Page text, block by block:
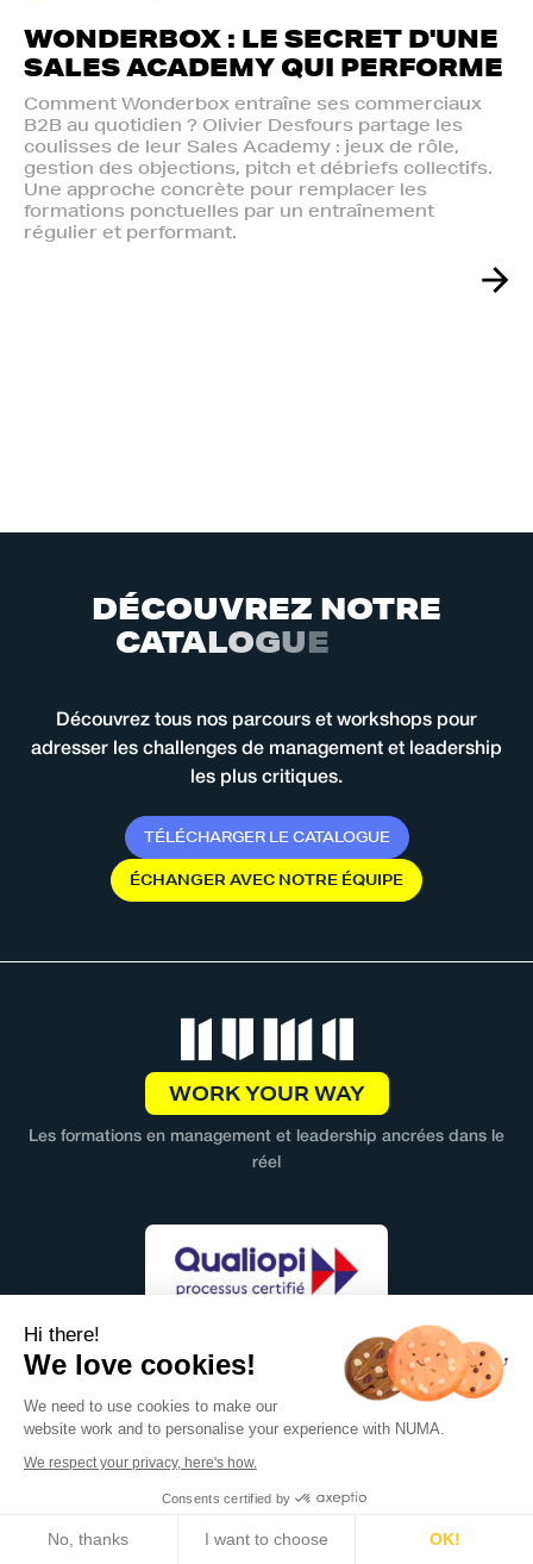
WONDERBOX : LE SECRET D'UNE
SALES ACADEMY QUI PERFORME
Comment Wonderbox entraîne ses commerciaux
B2B au quotidien ? Olivier Desfours partage les
coulisses de leur Sales Academy : jeux de rôle,
gestion des objections, pitch et débriefs collectifs.
Une approche concrète pour remplacer les
formations ponctuelles par un entraînement
régulier et performant.
DÉCOUVREZ NOTRE
CATALOGUE
Découvrez tous nos parcours et workshops pour
adresser les challenges de management et leadership
les plus critiques.
TÉLÉCHARGER LE CATALOGUE
ÉCHANGERAVEC NOTRE ÉQUIPE
WORK YOUR WAY
Les formations en management et leadership ancrées dans le
réel
Cliquez ici pour accéder au certificat
Hi there!
We love cookies!
We need to use cookies to make our
website work and to personalise your experience with NUMA.
We respect your privacy, here's how.
Consents certified by
No, thanks I want to choose OK!